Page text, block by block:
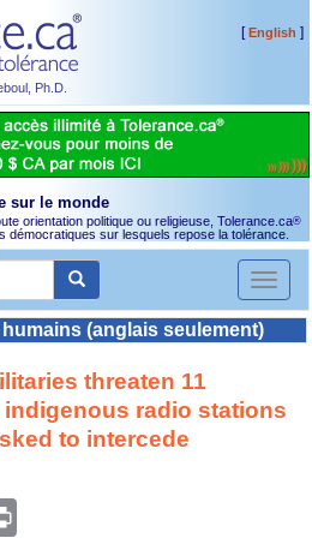
Ph.D.
[English ]
sur le monde
orientation politique ou religieuse, Tolerance.ca®
démocratiques sur lesquels repose la tolérance.
Toggle
(anglais seulement)
threaten 11
radio stations
to intercede